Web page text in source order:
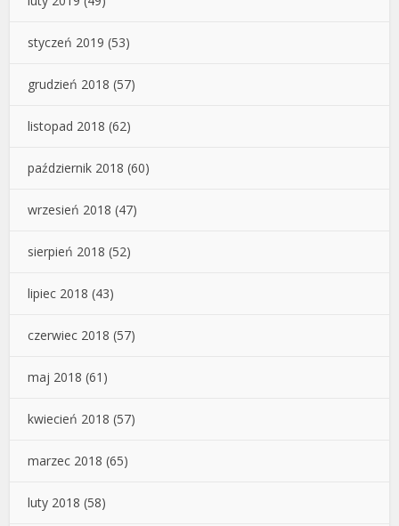
styczeń 2019 (53)
grudzień 2018 (57)
listopad 2018 (62)
październik 2018 (60)
wrzesień 2018 (47)
sierpień 2018 (52)
lipiec 2018 (43)
czerwiec 2018 (57)
maj 2018 (61)
kwiecień 2018 (57)
marzec 2018 (65)
luty 2018 (58)